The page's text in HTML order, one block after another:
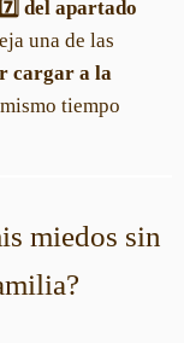
7️⃣ del apartado
una de las
cargar a la
tiempo
miedos sin